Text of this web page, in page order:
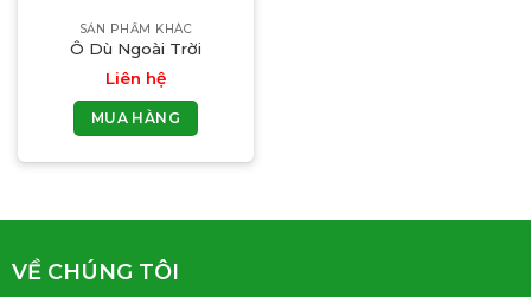
SẢN PHẨM KHÁC
Ô Dù Ngoài Trời
Liên hệ
MUA HÀNG
VỀ CHÚNG TÔI